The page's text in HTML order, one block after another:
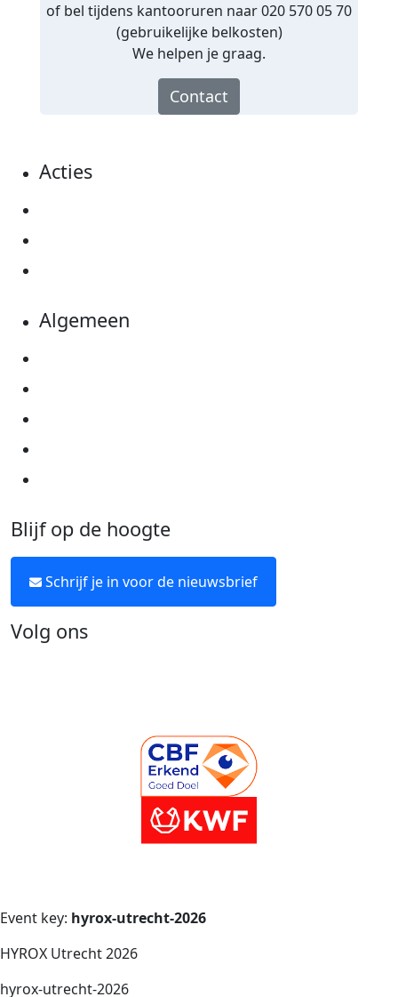
of bel tijdens kantooruren naar 020 570 05 70
(gebruikelijke belkosten)
We helpen je graag.
Contact
Acties
Algemeen
Blijf op de hoogte
Schrijf je in voor de nieuwsbrief
Volg ons
Event key: hyrox-utrecht-2026
HYROX Utrecht 2026
hyrox-utrecht-2026